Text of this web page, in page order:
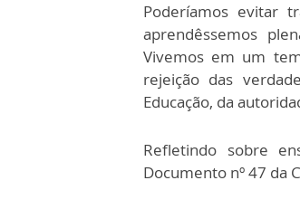
Poderíamos evitar
aprendêssemos
Vivemos em um
rejeição das
Educação, da
Refletindo sobre
Documento nº 47 da